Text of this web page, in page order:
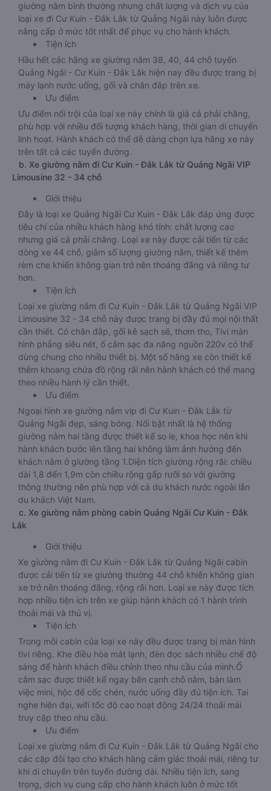
giường nằm bình thường nhưng chất lượng và dịch vụ của
loại xe đi Cư Kuin - Đắk Lắk từ Quảng Ngãi này luôn được
nâng cấp ở mức tốt nhất để phục vụ cho hành khách.
Tiện ích
Hầu hết các hãng xe giường nằm 38, 40, 44 chỗ tuyến
Quảng Ngãi - Cư Kuin - Đắk Lắk hiện nay đều được trang bị
máy lạnh nước uống, gối và chăn đắp trên xe.
Ưu điểm
Ưu điểm nổi trội của loại xe này chính là giá cả phải chăng,
phù hợp với nhiều đối tượng khách hàng, thời gian di chuyển
linh hoạt. Hành khách có thể dễ dàng chọn lựa hãng xe này
trên tất cả các tuyến đường.
b. Xe giường nằm đi Cư Kuin - Đắk Lắk từ Quảng Ngãi VIP
Limousine 32 - 34 chỗ
Giới thiệu
Đây là loại xe Quảng Ngãi Cư Kuin - Đắk Lắk đáp ứng được
tiêu chí của nhiều khách hàng khó tính: chất lượng cao
nhưng giá cả phải chăng. Loại xe này được cải tiến từ các
dòng xe 44 chỗ, giảm số lượng giường nằm, thiết kế thêm
rèm che khiến không gian trở nên thoáng đãng và riêng tư
hơn.
Tiện ích
Loại xe giường nằm đi Cư Kuin - Đắk Lắk từ Quảng Ngãi VIP
Limousine 32 - 34 chỗ này được trang bị đầy đủ mọi nội thất
cần thiết. Có chăn đắp, gối kê sạch sẽ, thơm tho, Tivi màn
hình phẳng siêu nét, ổ cắm sạc đa năng nguồn 220v có thể
dùng chung cho nhiều thiết bị. Một số hãng xe còn thiết kế
thêm khoang chứa đồ rộng rãi nên hành khách có thể mang
theo nhiều hành lý cần thiết.
Ưu điểm
Ngoại hình xe giường nằm vip đi Cư Kuin - Đắk Lắk từ
Quảng Ngãi đẹp, sáng bóng. Nổi bật nhất là hệ thống
giường nằm hai tầng được thiết kế so le, khoa học nên khi
hành khách bước lên tầng hai không làm ảnh hưởng đến
khách nằm ở giường tầng 1.Diện tích giường rộng rãi: chiều
dài 1,8 đến 1,9m còn chiều rộng gấp rưỡi so với giường
thông thường nên phù hợp với cả du khách nước ngoài lẫn
du khách Việt Nam.
c. Xe giường nằm phòng cabin Quảng Ngãi Cư Kuin - Đắk
Lắk
Giới thiệu
Xe giường nằm đi Cư Kuin - Đắk Lắk từ Quảng Ngãi cabin
được cải tiến từ xe giường thường 44 chỗ khiến không gian
xe trở nên thoáng đãng, rộng rãi hơn. Loại xe này được tích
hợp nhiều tiện ích trên xe giúp hành khách có 1 hành trình
thoải mái và thú vị.
Tiện ích
Trong mỗi cabin của loại xe này đều được trang bị màn hình
tivi riêng. Khe điều hòa mát lạnh, đèn đọc sách nhiều chế độ
sáng để hành khách điều chỉnh theo nhu cầu của mình.Ổ
cắm sạc được thiết kế ngay bên cạnh chỗ nằm, bàn làm
việc mini, hộc để cốc chén, nước uống đầy đủ tiện ích. Tai
nghe hiện đại, wifi tốc độ cao hoạt động 24/24 thoải mái
truy cập theo nhu cầu.
Ưu điểm
Loại xe giường nằm đi Cư Kuin - Đắk Lắk từ Quảng Ngãi cho
các cặp đôi tạo cho khách hàng cảm giác thoải mái, riêng tư
khi di chuyển trên tuyến đường dài. Nhiều tiện ích, sang
trọng, dịch vụ cung cấp cho hành khách luôn ở mức tốt